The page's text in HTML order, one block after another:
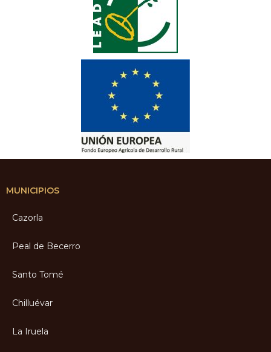
MUNICIPIOS
Cazorla
Peal de Becerro
Santo Tomé
Chilluévar
La Iruela